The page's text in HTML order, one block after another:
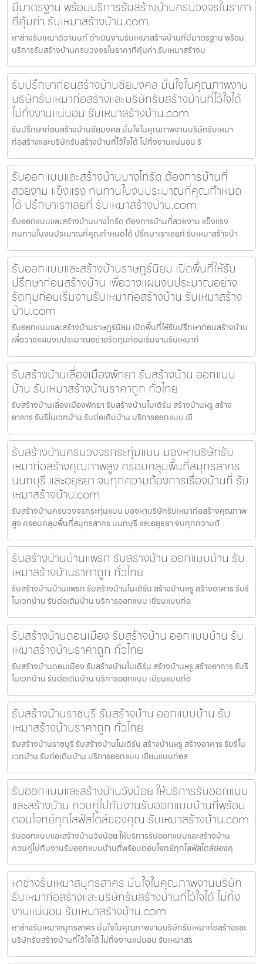
มีมาตรฐาน พร้อมบริการรับสร้างบ้านครบวงจรในราคา
ที่คุ้มค่า รับเหมาสร้างบ้าน.com
หาช่างรับเหมาติวานนท์ ดำเนินงานรับเหมาสร้างบ้านที่มีมาตรฐาน พร้อม
บริการรับสร้างบ้านครบวงจรในราคาที่คุ้มค่า รับเหมาสร้างบ
รับปรึกษาก่อนสร้างบ้านชัยมงคล มั่นใจในคุณภาพงาน
บริษัทรับเหมาก่อสร้างและบริษัทรับสร้างบ้านที่ไว้ใจได้
ไม่ทิ้งงานแน่นอน รับเหมาสร้างบ้าน.com
รับปรึกษาก่อนสร้างบ้านชัยมงคล มั่นใจในคุณภาพงานบริษัทรับเหมา
ก่อสร้างและบริษัทรับสร้างบ้านที่ไว้ใจได้ ไม่ทิ้งงานแน่นอน รั
รับออกแบบและสร้างบ้านบางโทรัด ต้องการบ้านที่
สวยงาม แข็งแรง ทนทานในงบประมาณที่คุณกำหนด
ได้ ปรึกษาเราเลยที่ รับเหมาสร้างบ้าน.com
รับออกแบบและสร้างบ้านบางโทรัด ต้องการบ้านที่สวยงาม แข็งแรง
ทนทานในงบประมาณที่คุณกำหนดได้ ปรึกษาเราเลยที่ รับเหมาสร้างบ้า
รับออกแบบและสร้างบ้านราษฎร์นิยม เปิดพื้นที่ให้รับ
ปรึกษาก่อนสร้างบ้าน เพื่อวางแผนงบประมาณอย่าง
รัดกุมก่อนเริ่มงานรับเหมาก่อสร้างบ้าน รับเหมาสร้าง
บ้าน.com
รับออกแบบและสร้างบ้านราษฎร์นิยม เปิดพื้นที่ให้รับปรึกษาก่อนสร้างบ้าน
เพื่อวางแผนงบประมาณอย่างรัดกุมก่อนเริ่มงานรับเหมาก่
รับสร้างบ้านเลี่องเมืองพัทยา รับสร้างบ้าน ออกแบบ
บ้าน รับเหมาสร้างบ้านราคาถูก ทั่วไทย
รับสร้างบ้านเลี่องเมืองพัทยา รับสร้างบ้านโมเดิร์น สร้างบ้านหรู สร้าง
อาคาร รับรีโนเวทบ้าน รับต่อเติมบ้าน บริการออกแบบ เขี
รับสร้างบ้านครบวงจรกระทุ่มแบน มองหาบริษัทรับ
เหมาก่อสร้างคุณภาพสูง ครอบคลุมพื้นที่สมุทรสาคร
นนทบุรี และอยุธยา จบทุกความต้องการเรื่องบ้านที่ รับ
เหมาสร้างบ้าน.com
รับสร้างบ้านครบวงจรกระทุ่มแบน มองหาบริษัทรับเหมาก่อสร้างคุณภาพ
สูง ครอบคลุมพื้นที่สมุทรสาคร นนทบุรี และอยุธยา จบทุกความต้
รับสร้างบ้านบ้านแพรก รับสร้างบ้าน ออกแบบบ้าน รับ
เหมาสร้างบ้านราคาถูก ทั่วไทย
รับสร้างบ้านบ้านแพรก รับสร้างบ้านโมเดิร์น สร้างบ้านหรู สร้างอาคาร รับรี
โนเวทบ้าน รับต่อเติมบ้าน บริการออกแบบ เขียนแบบก่อ
รับสร้างบ้านดอนเมือง รับสร้างบ้าน ออกแบบบ้าน รับ
เหมาสร้างบ้านราคาถูก ทั่วไทย
รับสร้างบ้านดอนเมือง รับสร้างบ้านโมเดิร์น สร้างบ้านหรู สร้างอาคาร รับรี
โนเวทบ้าน รับต่อเติมบ้าน บริการออกแบบ เขียนแบบก่อ
รับสร้างบ้านราชบุรี รับสร้างบ้าน ออกแบบบ้าน รับ
เหมาสร้างบ้านราคาถูก ทั่วไทย
รับสร้างบ้านราชบุรี รับสร้างบ้านโมเดิร์น สร้างบ้านหรู สร้างอาคาร รับรีโน
เวทบ้าน รับต่อเติมบ้าน บริการออกแบบ เขียนแบบก่อส
รับออกแบบและสร้างบ้านวังน้อย ให้บริการรับออกแบบ
และสร้างบ้าน ควบคู่ไปกับงานรับออกแบบบ้านที่พร้อม
ตอบโจทย์ทุกไลฟ์สไตล์ของคุณ รับเหมาสร้างบ้าน.com
รับออกแบบและสร้างบ้านวังน้อย ให้บริการรับออกแบบและสร้างบ้าน
ควบคู่ไปกับงานรับออกแบบบ้านที่พร้อมตอบโจทย์ทุกไลฟ์สไตล์ของคุ
หาช่างรับเหมาสมุทรสาคร มั่นใจในคุณภาพงานบริษัท
รับเหมาก่อสร้างและบริษัทรับสร้างบ้านที่ไว้ใจได้ ไม่ทิ้ง
งานแน่นอน รับเหมาสร้างบ้าน.com
หาช่างรับเหมาสมุทรสาคร มั่นใจในคุณภาพงานบริษัทรับเหมาก่อสร้างและ
บริษัทรับสร้างบ้านที่ไว้ใจได้ ไม่ทิ้งงานแน่นอน รับเหมาสร